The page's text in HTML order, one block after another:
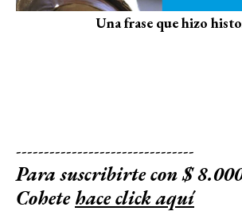
Una frase que hizo
--------------------------------
Para suscribirte con $
Cohetehace click aquí